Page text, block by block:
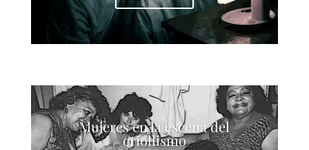
Mujeres en la escena del
criollismo